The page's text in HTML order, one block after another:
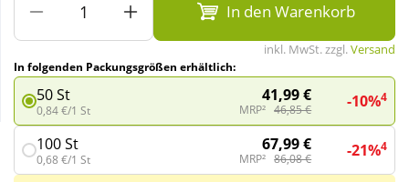
Wellness
In den Warenkorb
inkl. MwSt. zzgl.Versand
In folgenden Packungsgrößen erhältlich:
50 St
0,84 €/1 St
41,99 €
MRP² 46,85 € -10%4
100 St
0,68 €/1 St
67,99 €
MRP² 86,08 € -21%4